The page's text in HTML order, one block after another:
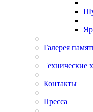
Галерея
Технические
Контакты
Пресса